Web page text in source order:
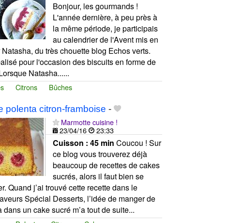
Bonjour, les gourmands !
L'année dernière, à peu près à
la même période, je participais
au calendrier de l'Avent mis en
du très chouette blog Echos verts.
pour l'occasion des biscuits en forme de
Natasha......
Citrons Bûches
polenta citron-framboise -
Marmotte cuisine !
23/04/16
23:33
Cuisson : 45 min Coucou ! Sur
ce blog vous trouverez déjà
beaucoup de recettes de cakes
sucrés, alors il faut bien se
Quand j’ai trouvé cette recette dans le
Spécial Desserts, l’idée de manger de
dans un cake sucré m’a tout de suite...